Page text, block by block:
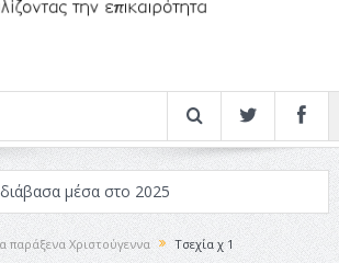
μέσα στο 2025
Ο Ντι Κάπριο και ο Λάνθιμος
παράξενα Χριστούγεννα Τσεχία χ 1